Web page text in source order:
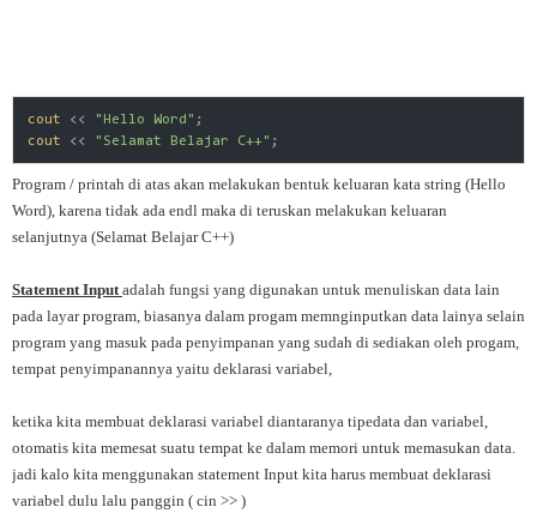
cout << "Hello Word"
cout << "Selamat Belajar C++"
Program / printah di atas akan melakukan bentuk keluaran kata string (Hello
Word), karena tidak ada endl maka di teruskan melakukan keluaran
selanjutnya (Selamat Belajar C++)
Statement Input adalah fungsi yang digunakan untuk menuliskan data lain
pada layar program, biasanya dalam progam memnginputkan data lainya selain
program yang masuk pada penyimpanan yang sudah di sediakan oleh progam,
tempat penyimpanannya yaitu deklarasi variabel,
ketika kita membuat deklarasi variabel diantaranya tipedata dan variabel,
otomatis kita memesat suatu tempat ke dalam memori untuk memasukan data.
jadi kalo kita menggunakan statement Input kita harus membuat deklarasi
variabel dulu lalu panggin ( cin >> )